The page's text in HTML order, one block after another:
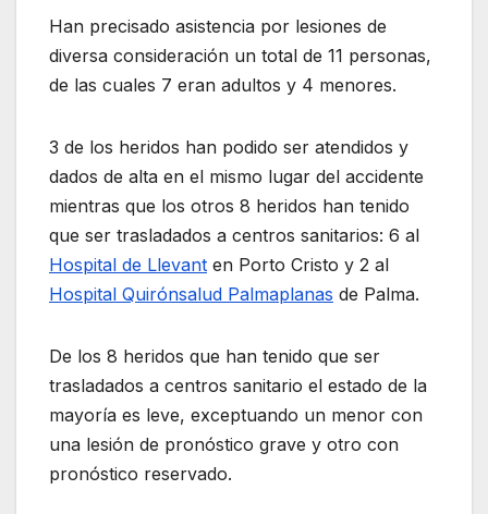
Han precisado asistencia por lesiones de
diversa consideración un total de 11 personas,
de las cuales 7 eran adultos y 4 menores.
3 de los heridos han podido ser atendidos y
dados de alta en el mismo lugar del accidente
mientras que los otros 8 heridos han tenido
que ser trasladados a centros sanitarios: 6 al
Hospital de Llevant en Porto Cristo y 2 al
Hospital Quirónsalud Palmaplanas de Palma.
De los 8 heridos que han tenido que ser
trasladados a centros sanitario el estado de la
mayoría es leve, exceptuando un menor con
una lesión de pronóstico grave y otro con
pronóstico reservado.